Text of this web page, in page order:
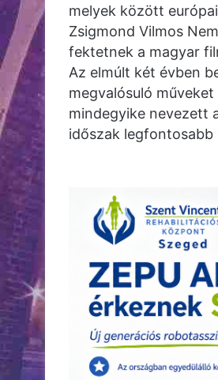
melyek között
Zsigmond Vilmos
fektetnek a magyar
Az elmúlt két évben
megvalósuló
mindegyike nevezett
időszak legfontosabb